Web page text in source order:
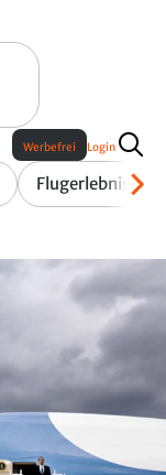
Flugerlebnis
Werbefrei Login